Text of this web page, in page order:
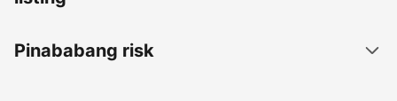
Pinababang risk